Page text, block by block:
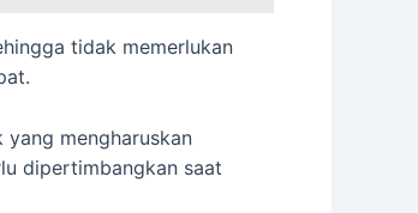
tidak memerlukan
mengharuskan
dipertimbangkan saat